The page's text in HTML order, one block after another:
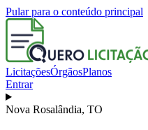
Pular para o conteúdo principal
LicitaçõesÓrgãosPlanos
Entrar
Nova Rosalândia, TO